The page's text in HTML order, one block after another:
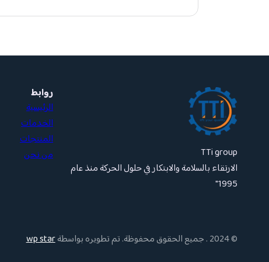
TTi group
الارتقاء بالسلامة والابتكار في حلول الحركة منذ عام
1995″
روابط
الرئيسية
الخدمات
المنتجات
من نحن
© 2024 . جميع الحقوق محفوظة. تم تطويره بواسطة wp star